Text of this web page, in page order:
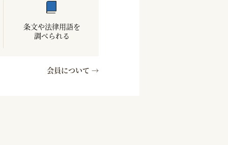
条文や法律用語を
調べられる
会員について →